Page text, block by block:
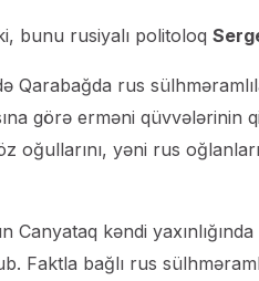
bunu rusiyalı politoloq
Qarabağda rus
görə erməni qüvvələrinin
oğullarını, yəni rus
Canyataq kəndi
Faktla bağlı rus